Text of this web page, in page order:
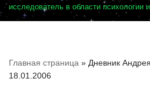
исследователь в области психологии
Главная страница » Дневник
18.01.2006